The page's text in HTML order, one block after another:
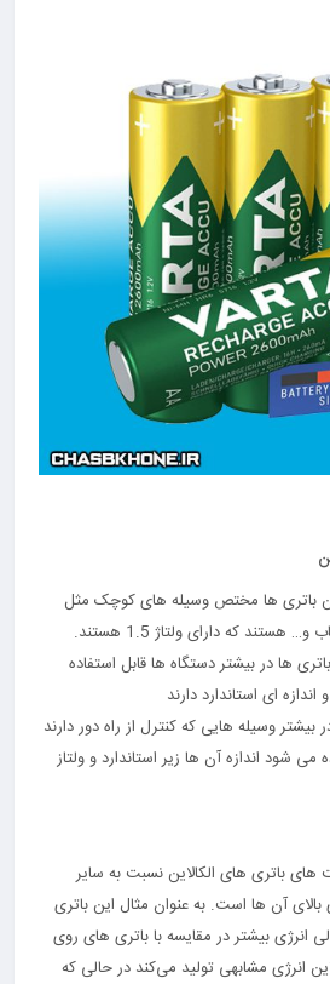
باتری ها مختص وسیله های کوچک مثل
که دارای ولتاژ 1.5 هستند.
ها در بیشتر دستگاه ها قابل استفاده
وسیله هایی که کنترل از راه دور دارند
می شود اندازه آن ها زیر استاندارد و ولتاز
باتری های الکالاین نسبت به سایر
بالای آن ها است. به عنوان مثال این باتری
انرژی بیشتر در مقایسه با باتری های روی
انرژی مشابهی تولید می‌کند در حالی که